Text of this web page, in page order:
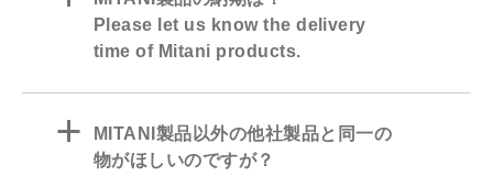
Please let us know the delivery
time of Mitani products.
a
MITANI製品以外の他社製品と同一の
物がほしいのですが？